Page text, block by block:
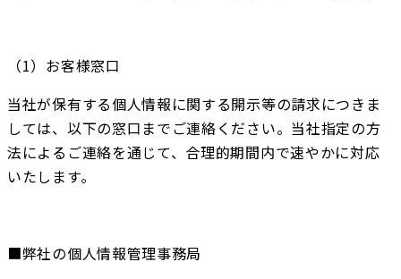
（1）お客様窓口
当社が保有する個人情報に関する開示等の請求につきま
しては、以下の窓口までご連絡ください。当社指定の方
法によるご連絡を通じて、合理的期間内で速やかに対応
いたします。
■弊社の個人情報管理事務局